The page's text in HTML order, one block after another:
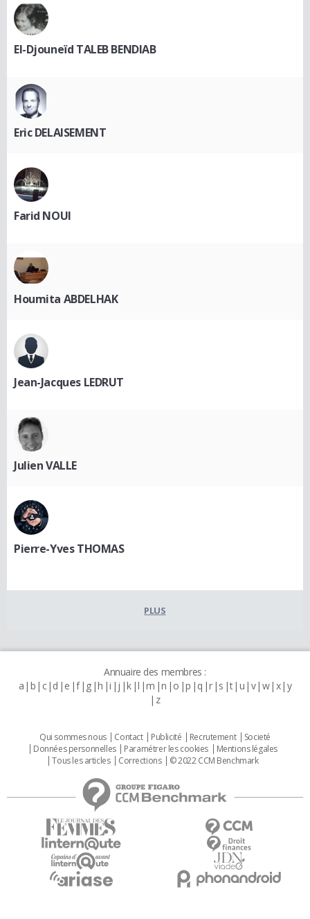
El-Djouneïd TALEB BENDIAB
Eric DELAISEMENT
Farid NOUI
Houmita ABDELHAK
Jean-Jacques LEDRUT
Julien VALLE
Pierre-Yves THOMAS
PLUS
Annuaire des membres :
a b c d e f g h i j k l m n o p q r s t u v w x y
z
Qui sommes nous Contact Publicité Recrutement
Societé
Données personnelles
Paramétrer les cookies
Mentions légales
Tous les articles
Corrections © 2022 CCM Benchmark